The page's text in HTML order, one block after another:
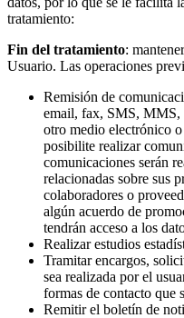
tratamiento:
Fin del tratamiento:
Usuario. Las operaciones
Remisión de
email, fax, SMS, MMS,
otro medio electrónico
posibilite realizar
comunicaciones serán
relacionadas sobre sus
colaboradores o
algún acuerdo de
tendrán acceso a los
Realizar estudios
Tramitar encargos,
sea realizada por el
formas de contacto que
Remitir el boletín de